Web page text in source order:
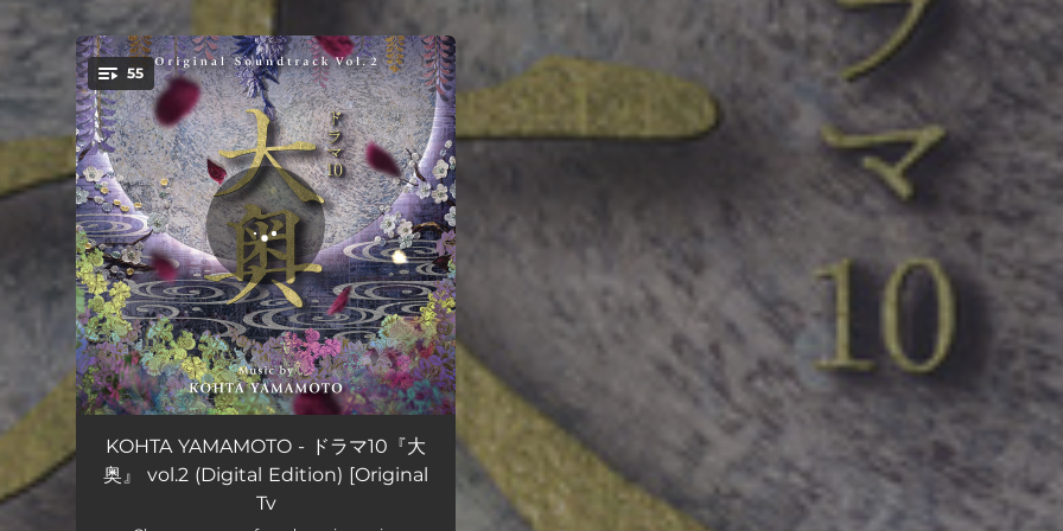
You're all set!
55
飽くなき戦い 04:19
済世の志 04:44
KOHTA YAMAMOTO - ドラマ10『大
奥』 vol.2 (Digital Edition) [Original
Tv